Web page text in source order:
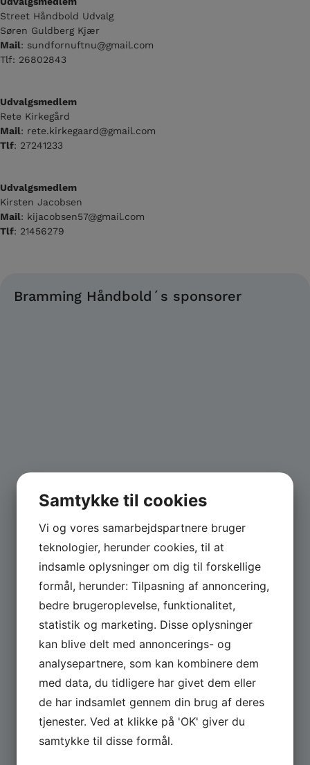
Street Håndbold Udvalg
Søren Guldberg Kjær
Mail: sundfornuftnu@gmail.com
Tlf: 26802843
Udvalgsmedlem
Rete Kirkegård
Mail: rete.kirkegaard@gmail.com
Tlf: 27241233
Udvalgsmedlem
Kirsten Jacobsen
Mail: kijacobsen57@gmail.com
Tlf: 21456279
Bramming Håndbold´s sponsorer
Samtykke til cookies
Vi og vores samarbejdspartnere bruger
teknologier, herunder cookies, til at
indsamle oplysninger om dig til forskellige
formål, herunder: Tilpasning af annoncering,
bedre brugeroplevelse, funktionalitet,
statistik og marketing. Disse oplysninger
kan blive delt med annoncerings- og
analysepartnere, som kan kombinere dem
med data, du tidligere har givet dem eller
de har indsamlet gennem din brug af deres
tjenester. Ved at klikke på 'OK' giver du
samtykke til disse formål.